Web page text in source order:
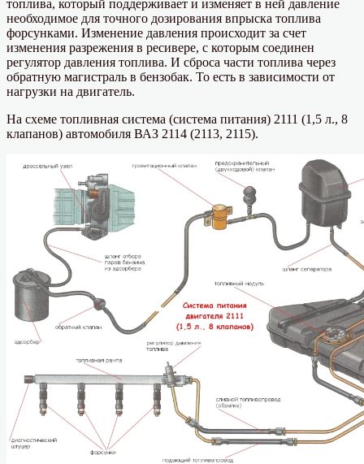
топлива, который поддерживает и изменяет в ней давление
необходимое для точного дозирования впрыска топлива
форсунками. Изменение давления происходит за счет
изменения разрежения в ресивере, с которым соединен
регулятор давления топлива. И сброса части топлива через
обратную магистраль в бензобак. То есть в зависимости от
нагрузки на двигатель.
На схеме топливная система (система питания) 2111 (1,5 л., 8
клапанов) автомобиля ВАЗ 2114 (2113, 2115).